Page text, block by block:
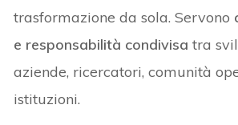
trasformazione da sola. Servono
e responsabilità condivisatra
aziende, ricercatori, comunità
istituzioni.